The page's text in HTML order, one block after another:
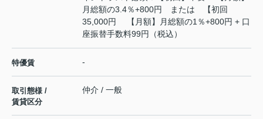
月総額の3.4％+800円 または 【初回
35,000円 【月額】月総額の1％+800円 + 口
座振替手数料99円（税込）
特優賃 -
取引態様 /
賃貸区分
仲介 / 一般